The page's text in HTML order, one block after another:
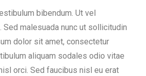
bibendum. Ut vel
Sed malesuada nunc ut sollicitudin
dolor sit amet, consectetur
aliquam sodales odio vitae
orci. Sed faucibus nisl eu erat